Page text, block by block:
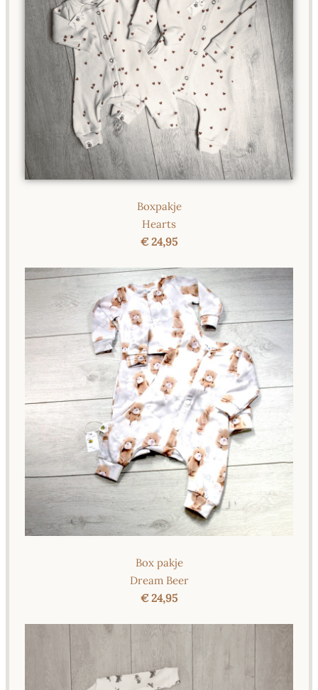
Boxpakje
Hearts
€ 24,95
Box pakje
Dream Beer
€ 24,95